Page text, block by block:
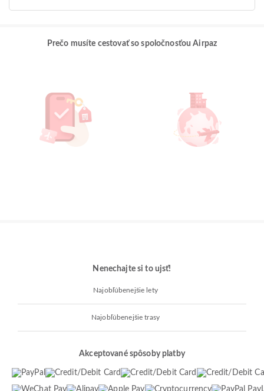
Prečo musíte cestovať so spoločnosťou Airpaz
Nenechajte si to ujsť!
Najobľúbenejšie lety
Najobľúbenejšie trasy
Akceptované spôsoby platby